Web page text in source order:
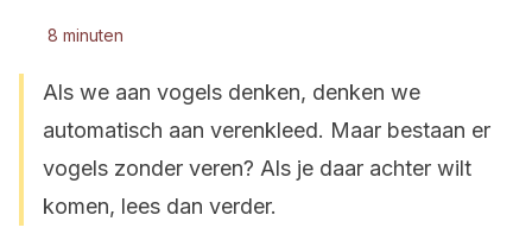
8 minuten
Als we aan vogels denken, denken we
automatisch aan verenkleed. Maar bestaan er
vogels zonder veren? Als je daar achter wilt
komen, lees dan verder.